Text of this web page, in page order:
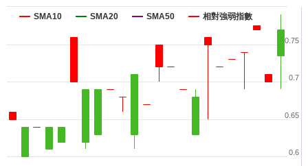
SMA10 SMA20 SMA50 相對強弱指數
0.6
0.65
0.7
0.75